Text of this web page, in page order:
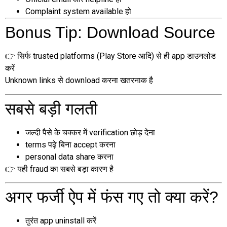
Complaint system available हो
Bonus Tip: Download Source
👉 सिर्फ trusted platforms (Play Store आदि) से ही app डाउनलोड
करें
Unknown links से download करना खतरनाक है
सबसे बड़ी गलती
जल्दी पैसे के चक्कर में verification छोड़ देना
terms पढ़े बिना accept करना
personal data share करना
👉 यही fraud का सबसे बड़ा कारण है
अगर फर्जी ऐप में फंस गए तो क्या करें?
तुरंत app uninstall करें